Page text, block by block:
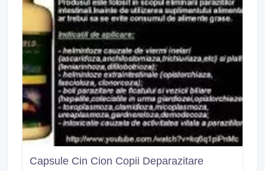
Capsule Cin Cion Copii Deparazitare